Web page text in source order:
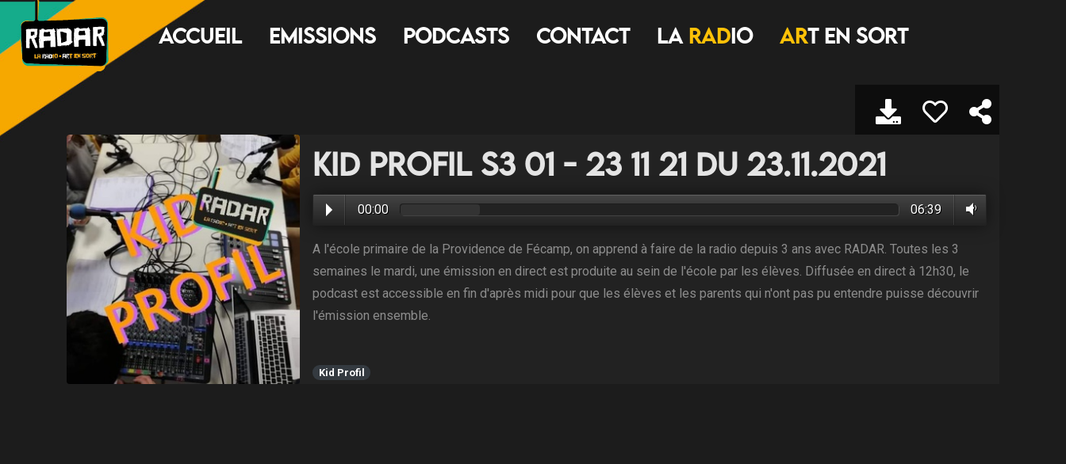
Accueil Emissions Podcasts Contact LA RADIO ART EN SORT
Kid Profil S3 01 - 23 11 21 du 23.11.2021
00:00 06:39
A l'école primaire de la Providence de Fécamp, on apprend à faire de la radio depuis 3 ans avec RADAR. Toutes les 3
semaines le mardi, une émission en direct est produite au sein de l'école par les élèves. Diffusée en direct à 12h30, le
podcast est accessible en fin d'après midi pour que les élèves et les parents qui n'ont pas pu entendre puisse découvrir
l'émission ensemble.
Kid Profil